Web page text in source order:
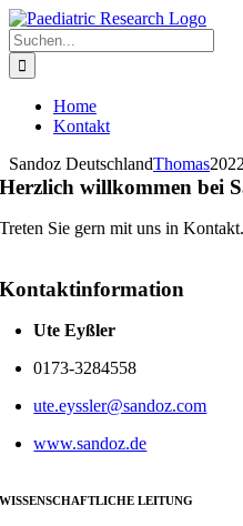
Zum
Inhalt
springen
Suche
nach:
Home
Kontakt
Sandoz DeutschlandThomas
Herzlich willkommen bei
Treten Sie gern mit uns in Kontakt.
Kontaktinformation
Ute Eyßler
0173-3284558
ute.eyssler@sandoz.com
www.sandoz.de
WISSENSCHAFTLICHE LEITUNG